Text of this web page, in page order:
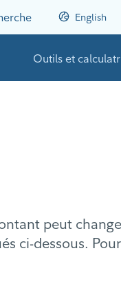
English
Outils et
peut
ci-dessous.